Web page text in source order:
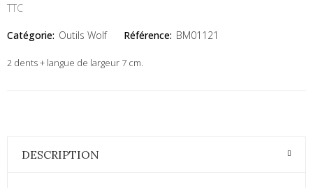
TTC
Catégorie: Outils Wolf Référence: BM01121
2 dents + langue de largeur 7 cm.
DESCRIPTION